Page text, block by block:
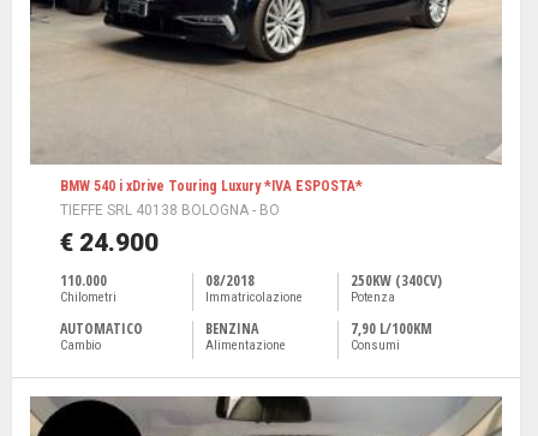
BMW 540 i xDrive Touring Luxury *IVA ESPOSTA*
TIEFFE SRL 40138 BOLOGNA - BO
€ 24.900
110.000
Chilometri
08/2018
Immatricolazione
250KW (340CV)
Potenza
AUTOMATICO
Cambio
BENZINA
Alimentazione
7,90 L/100KM
Consumi